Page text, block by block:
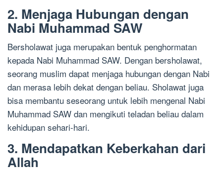
2. Menjaga Hubungan dengan
Nabi Muhammad SAW
Bersholawat juga merupakan bentuk penghormatan
kepada Nabi Muhammad SAW. Dengan bersholawat,
seorang muslim dapat menjaga hubungan dengan Nabi
dan merasa lebih dekat dengan beliau. Sholawat juga
bisa membantu seseorang untuk lebih mengenal Nabi
Muhammad SAW dan mengikuti teladan beliau dalam
kehidupan sehari-hari.
3. Mendapatkan Keberkahan dari
Allah